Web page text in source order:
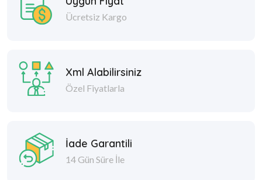
Ücretsiz Kargo
Xml Alabilirsiniz
Özel Fiyatlarla
İade Garantili
14 Gün Süre İle